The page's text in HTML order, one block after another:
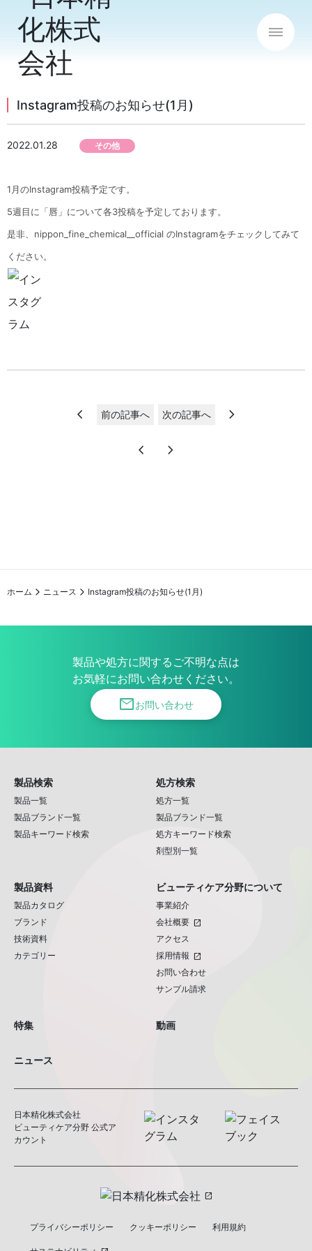
Instagram投稿のお知らせ(1月)
2022.01.28 その他
1月のInstagram投稿予定です。
5週目に「唇」について各3投稿を予定しております。
是非、nippon_fine_chemical__official のInstagramをチェックしてみて
ください。
chevron_left 前の記事へ 次の記事へ
chevron_right
chevron_left
chevron_right
ホーム ニュース Instagram投稿のお知らせ(1月)
製品や処方に関するご不明な点は
お気軽にお問い合わせください。
mailお問い合わせ
製品検索
製品一覧
製品ブランド一覧
製品キーワード検索
処方検索
処方一覧
製品ブランド一覧
処方キーワード検索
剤型別一覧
製品資料
製品カタログ
ブランド
技術資料
カテゴリー
ビューティケア分野について
事業紹介
会社概要 open_in_new
アクセス
採用情報 open_in_new
お問い合わせ
サンプル請求
特集 動画
ニュース
日本精化株式会社
ビューティケア分野 公式ア
カウント
プライバシーポリシー クッキーポリシー 利用規約
open_in_new